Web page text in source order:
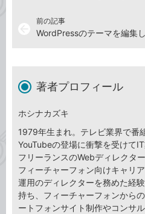
前の記事
著者プロフィール
ホシナカズキ
1979年生まれ。テレビ業界で番
YouTubeの登場に衝撃を受けて
フリーランスのWebディレクター
フィーチャーフォン向けキャリ
運用のディレクターを務めた経
持ち、フィーチャーフォンから
ートフォンサイト制作やコンサ